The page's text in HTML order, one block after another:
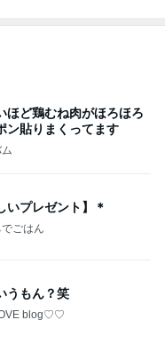
ほど鶏むね肉がほろほろ
ン貼りまくってます
いプレゼント】＊
ごはん
うもん？笑
blog♡♡